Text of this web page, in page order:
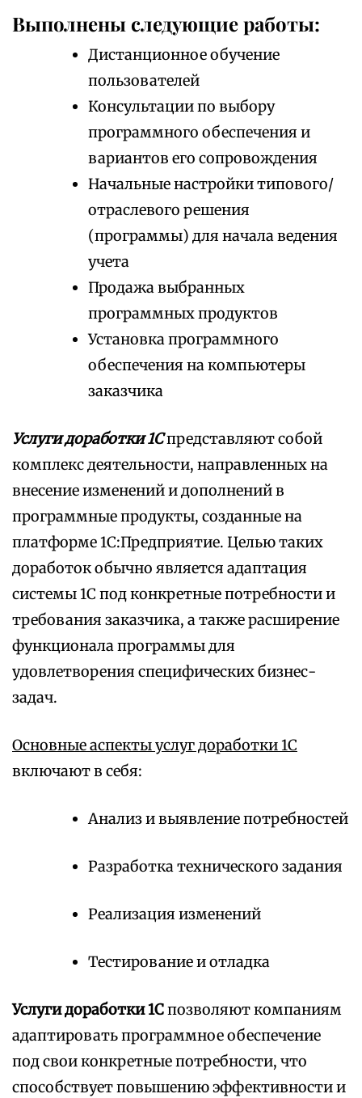
Выполнены следующие работы:
Дистанционное обучение
пользователей
Консультации по выбору
программного обеспечения и
вариантов его сопровождения
Начальные настройки типового/
отраслевого решения
(программы) для начала ведения
учета
Продажа выбранных
программных продуктов
Установка программного
обеспечения на компьютеры
заказчика
Услуги доработки 1Спредставляют собой
комплекс деятельности, направленных на
внесение изменений и дополнений в
программные продукты, созданные на
платформе 1С:Предприятие. Целью таких
доработок обычно является адаптация
системы 1С под конкретные потребности и
требования заказчика, а также расширение
функционала программы для
удовлетворения специфических бизнес-
задач.
Основные аспекты услуг доработки 1С
включают в себя:
Анализ и выявление потребностей
Разработка технического задания
Реализация изменений
Тестирование и отладка
Услуги доработки 1Спозволяют компаниям
адаптировать программное обеспечение
под свои конкретные потребности, что
способствует повышению эффективности и